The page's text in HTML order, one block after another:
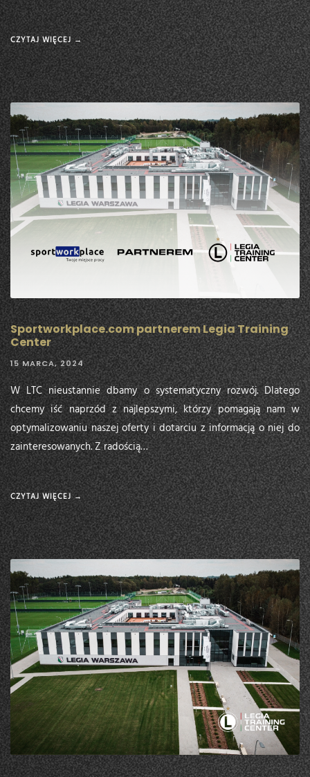
CZYTAJ WIĘCEJ →
Sportworkplace.com partnerem Legia Training
Center
15 MARCA, 2024
W LTC nieustannie dbamy o systematyczny rozwój. Dlatego
chcemy iść naprzód z najlepszymi, którzy pomagają nam w
optymalizowaniu naszej oferty i dotarciu z informacją o niej do
zainteresowanych. Z radością…
CZYTAJ WIĘCEJ →